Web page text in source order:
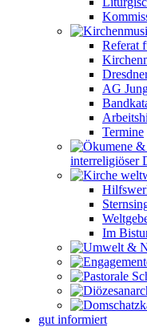
Referat
AG
Termine
interreligiöser
Im
gut informiert